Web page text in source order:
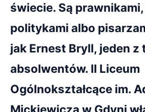
świecie. Są
politykami albo
jak Ernest Bryll, jeden
absolwentów. II Liceum
Ogólnokształcące im.
Mickiewicza w Gdyni